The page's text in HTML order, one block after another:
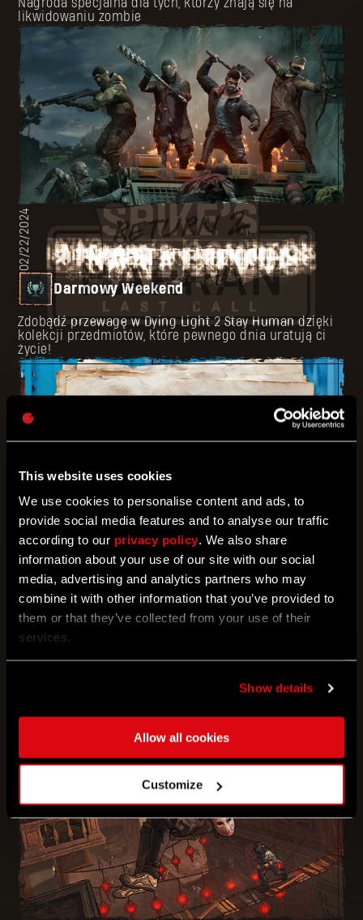
This website uses cookies
We use cookies to personalise content and ads, to
provide social media features and to analyse our traffic
according to our privacy policy. We also share
information about your use of our site with our social
media, advertising and analytics partners who may
combine it with other information that you’ve provided to
them or that they’ve collected from your use of their
services.
Show details
Allow all cookies
Customize
likwidowaniu zombie
02/22/2024
Darmowy Weekend
Zdobądź przewagę w Dying Light 2 Stay Human dzięki
kolekcji przedmiotów, które pewnego dnia uratują ci
życie!
05/15/2023
Powrót do Harran
DOPE PRIZES FOUND THEIR OWNERS